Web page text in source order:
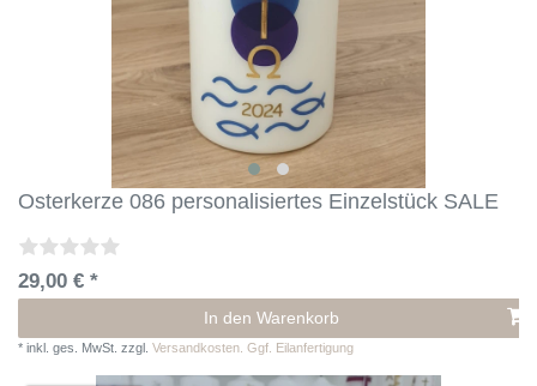
Osterkerze 086 personalisiertes Einzelstück SALE
29,00 € *
In den Warenkorb
* inkl. ges. MwSt. zzgl. Versandkosten. Ggf. Eilanfertigung